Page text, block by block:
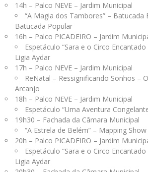
14h – Palco NEVE – Jardim Municipal
“A Magia dos Tambores” – Batucada
Batucada Popular
16h – Palco PICADEIRO – Jardim
Espetáculo “Sara e o Circo
Ligia Aydar
17h – Palco NEVE – Jardim Municipal
ReNatal – Ressignificando Sonhos –
Arcanjo
18h – Palco NEVE – Jardim Municipal
Espetáculo “Uma Aventura
19h30 – Fachada da Câmara Municipal
“A Estrela de Belém” – Mapping
20h – Palco PICADEIRO – Jardim
Espetáculo “Sara e o Circo
Ligia Aydar